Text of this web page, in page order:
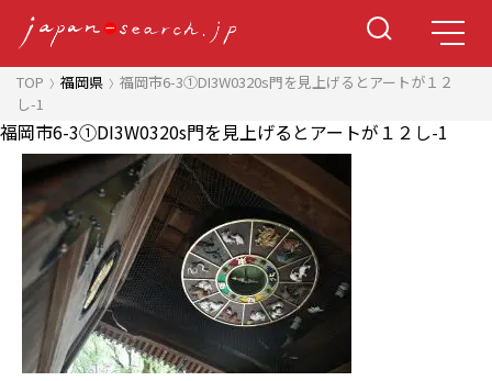
TOP 福岡県
福岡市6-3①DI3W0320s門を見上げるとアートが１２
し-1
福岡市6-3①DI3W0320s門を見上げるとアートが１２し-1